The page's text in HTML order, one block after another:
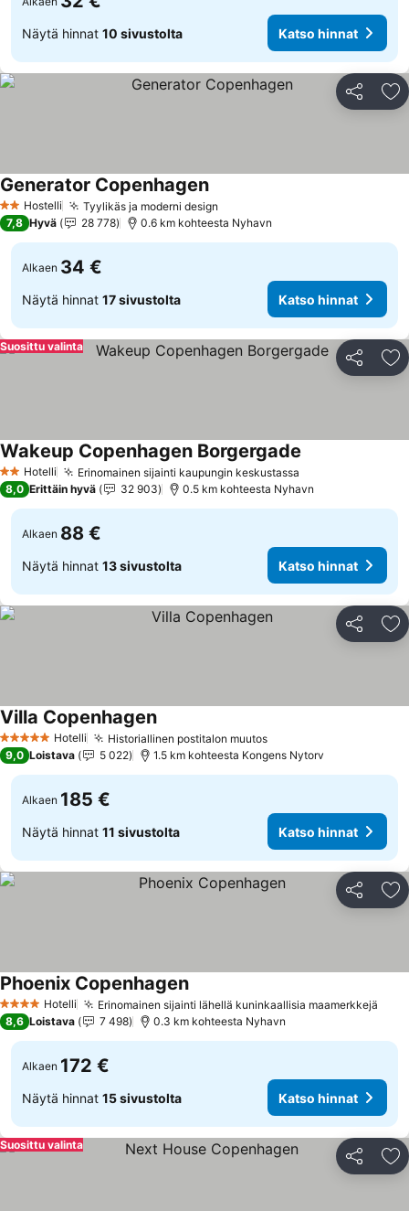
Näytä hinnat 10 sivustolta Katso hinnat
Jaa
2 Tähtiluokitus
Hostelli Tyylikäs ja moderni design
Generator Copenhagen
7,8 Hyvä 28 778 0.6 km kohteesta Nyhavn
Alkaen 34 €
Näytä hinnat 17 sivustolta Katso hinnat
Jaa
Suosittu valinta
2 Tähtiluokitus
Hotelli Erinomainen sijainti kaupungin keskustassa
Wakeup Copenhagen Borgergade
8,0 Erittäin hyvä 32 903 0.5 km kohteesta Nyhavn
Alkaen 88 €
Näytä hinnat 13 sivustolta Katso hinnat
Jaa
5 Tähtiluokitus
Hotelli Historiallinen postitalon muutos
Villa Copenhagen
9,0 Loistava 5 022 1.5 km kohteesta Kongens Nytorv
Alkaen 185 €
Näytä hinnat 11 sivustolta Katso hinnat
Jaa
4 Tähtiluokitus
Hotelli Erinomainen sijainti lähellä kuninkaallisia maamerkkejä
Phoenix Copenhagen
8,6 Loistava 7 498 0.3 km kohteesta Nyhavn
Alkaen 172 €
Näytä hinnat 15 sivustolta Katso hinnat
Jaa
Suosittu valinta